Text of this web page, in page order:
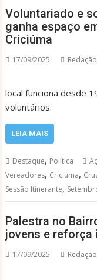
Voluntariado e
ganha espaço
Criciúma
17/09/2025 Redação
local funciona desde
voluntários.
LEIA MAIS
Destaque, Política
Vereadores, Criciúma,
Sessão Itinerante,
Palestra no
jovens e reforça
17/09/2025 Redação